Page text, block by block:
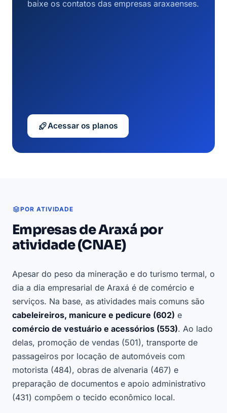
baixe os contatos das empresas araxaenses.
Acessar os planos
POR ATIVIDADE
Empresas de Araxá por
atividade (CNAE)
Apesar do peso da mineração e do turismo termal, o
dia a dia empresarial de Araxá é de comércio e
serviços. Na base, as atividades mais comuns são
cabeleireiros, manicure e pedicure (602) e
comércio de vestuário e acessórios (553). Ao lado
delas, promoção de vendas (501), transporte de
passageiros por locação de automóveis com
motorista (484), obras de alvenaria (467) e
preparação de documentos e apoio administrativo
(431) compõem o tecido econômico local.